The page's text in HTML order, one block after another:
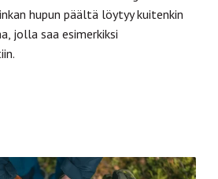
hupun päältä löytyy kuitenkin
jolla saa esimerkiksi